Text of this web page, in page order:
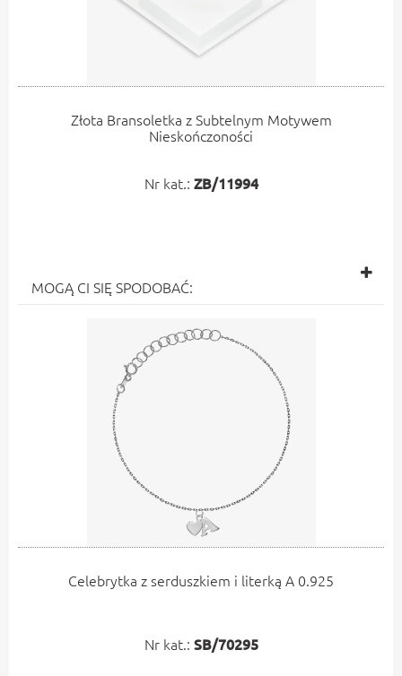
Złota Bransoletka z Subtelnym Motywem
Nieskończoności
Nr kat.: ZB/11994
MOGĄ CI SIĘ SPODOBAĆ:
Celebrytka z serduszkiem i literką A 0.925
Nr kat.: SB/70295